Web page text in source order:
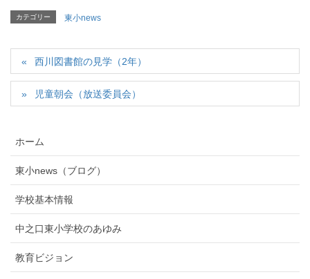
カテゴリー 東小news
西川図書館の見学（2年）
児童朝会（放送委員会）
ホーム
東小news（ブログ）
学校基本情報
中之口東小学校のあゆみ
教育ビジョン